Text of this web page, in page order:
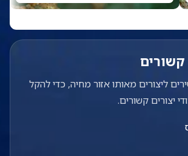
קשורים
ליצורים מאותו אזור מחיה, כדי להקל
יצורים קשורים.